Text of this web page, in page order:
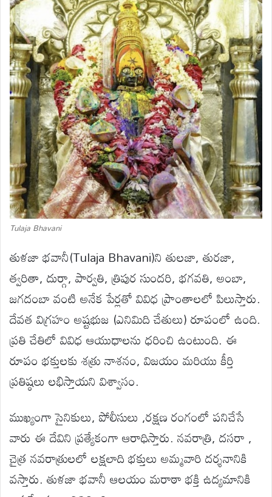
Tulaja Bhavani
తుళజా భవానీ(Tulaja Bhavani)ని తులజా, తురజా,
త్వరితా, దుర్గా, పార్వతి, త్రిపుర సుందరి, భగవతి, అంబా,
జగదంబా వంటి అనేక పేర్లతో వివిధ ప్రాంతాలలో పిలుస్తారు.
దేవత విగ్రహం అష్టభుజ (ఎనిమిది చేతులు) రూపంలో ఉంది.
ప్రతి చేతిలో వివిధ ఆయుధాలను ధరించి ఉంటుంది. ఈ
రూపం భక్తులకు శత్రు నాశనం, విజయం మరియు కీర్తి
ప్రతిష్ఠలు లభిస్తాయని విశ్వాసం.
ముఖ్యంగా సైనికులు, పోలీసులు ,రక్షణ రంగంలో పనిచేసే
వారు ఈ దేవిని ప్రత్యేకంగా ఆరాధిస్తారు. నవరాత్రి, దసరా ,
చైత్ర నవరాత్రులలో లక్షలాది భక్తులు అమ్మవారి దర్శనానికి
వస్తారు. తుళజా భవానీ ఆలయం మరాఠా భక్తి ఉద్యమానికి